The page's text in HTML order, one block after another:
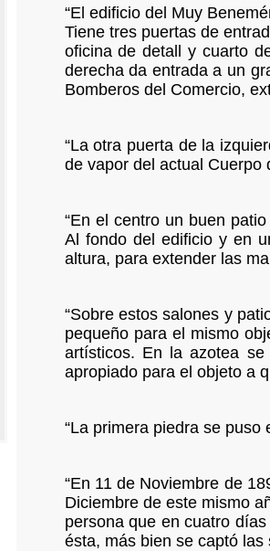
“El edificio del Muy
Tiene tres puertas de
oficina de detall y cuarto
derecha da entrada a un
Bomberos del Comercio,
“La otra puerta de la
de vapor del actual Cuerpo
“En el centro un buen
Al fondo del edificio y en
altura, para extender las
“Sobre estos salones y
pequeño para el mismo
artísticos. En la azotea
apropiado para el objeto a
“La primera piedra se
“En 11 de Noviembre de
Diciembre de este mismo
persona que en cuatro
ésta, más bien se captó